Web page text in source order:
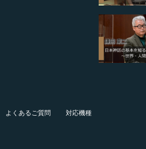
よくあるご質問
対応機種